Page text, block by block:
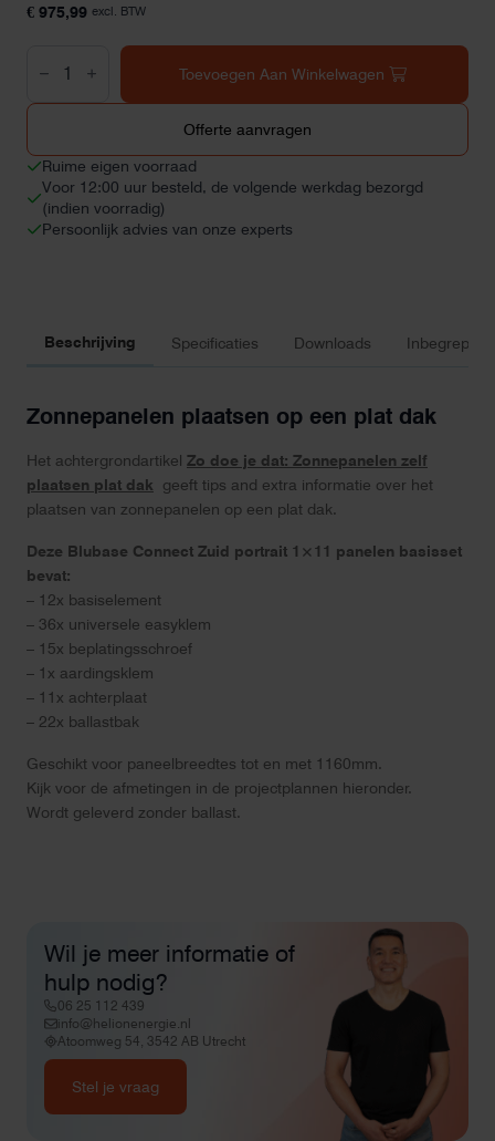
€ 975,99 excl. BTW
Connect
1x11
Toevoegen Aan Winkelwagen
Offerte aanvragen
Ruime eigen voorraad
Voor 12:00 uur besteld, de volgende werkdag bezorgd
(indien voorradig)
Persoonlijk advies van onze experts
Beschrijving Specificaties Downloads Inbegrepen
Zonnepanelen plaatsen op een plat dak
Het achtergrondartikel Zo doe je dat: Zonnepanelen zelf
plaatsen plat dak geeft tips and extra informatie over het
plaatsen van zonnepanelen op een plat dak.
Deze Blubase Connect Zuid portrait 1×11 panelen basisset
bevat:
– 12x basiselement
– 36x universele easyklem
– 15x beplatingsschroef
– 1x aardingsklem
– 11x achterplaat
– 22x ballastbak
Geschikt voor paneelbreedtes tot en met 1160mm.
Kijk voor de afmetingen in de projectplannen hieronder.
Wordt geleverd zonder ballast.
Wil je meer informatie of
hulp nodig?
06 25 112 439
info@helionenergie.nl
Atoomweg 54, 3542 AB Utrecht
Stel je vraag